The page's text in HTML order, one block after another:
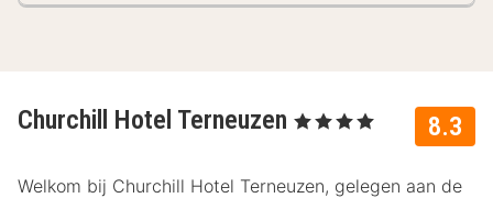
8.3
Churchill Hotel Terneuzen , 4 Sterren
Welkom bij Churchill Hotel Terneuzen, gelegen aan de